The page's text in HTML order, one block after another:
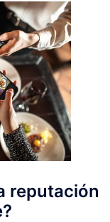
reputación